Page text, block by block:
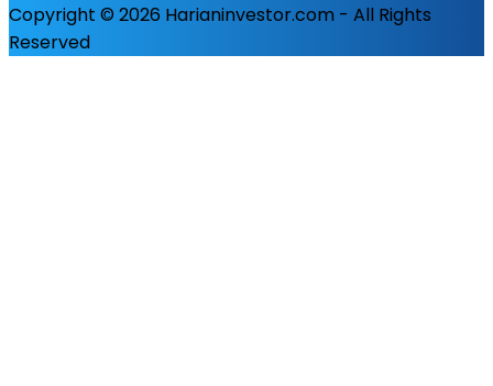
Copyright © 2026 Harianinvestor.com - All Rights
Reserved